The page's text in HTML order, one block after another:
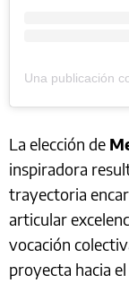
La elección de
inspiradora
trayectoria
articular
vocación
proyecta hacia